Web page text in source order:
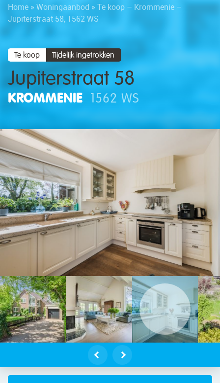
Home » Woningaanbod » Te koop – Krommenie –
Jupiterstraat 58, 1562 WS
Te koop Tijdelijk ingetrokken
Jupiterstraat 58
KROMMENIE 1562 WS
– Jupiterstraat 58, 1562 WS